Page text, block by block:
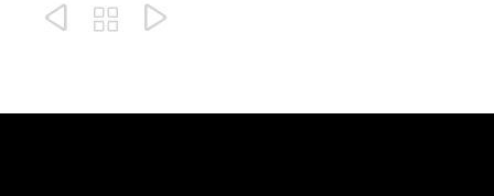
  